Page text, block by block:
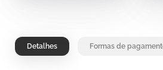
Detalhes Formas de